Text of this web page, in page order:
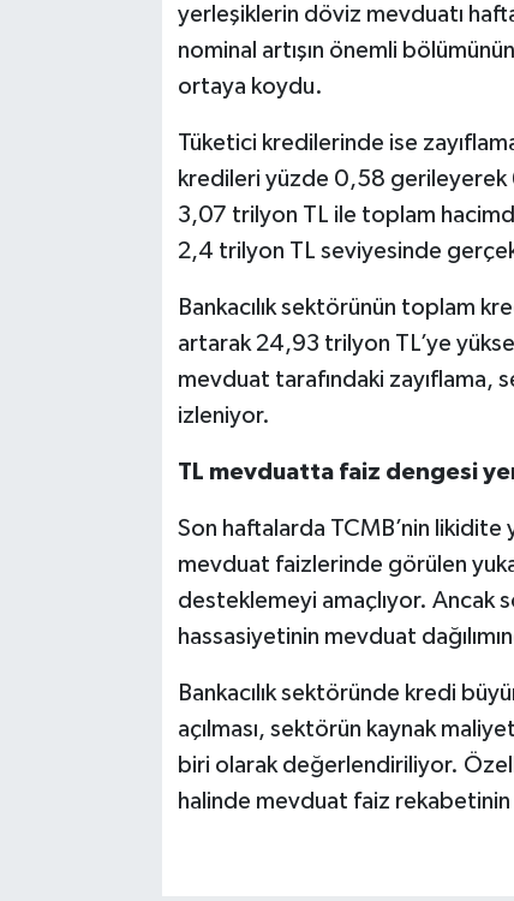
yerleşiklerin döviz mevduatı
nominal artışın önemli
ortaya koydu.
Tüketici kredilerinde ise
kredileri yüzde 0,58 gerileyerek
3,07 trilyon TL ile toplam
2,4 trilyon TL seviyesinde
Bankacılık sektörünün toplam
artarak 24,93 trilyon TL’ye
mevduat tarafındaki zayıflama,
izleniyor.
TL mevduatta faiz dengesi
Son haftalarda TCMB’nin likidite
mevduat faizlerinde görülen
desteklemeyi amaçlıyor. Ancak
hassasiyetinin mevduat
Bankacılık sektöründe kredi
açılması, sektörün kaynak
biri olarak değerlendiriliyor.
halinde mevduat faiz